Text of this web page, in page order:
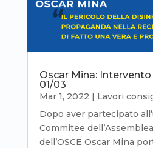
Oscar Mina:
01/03
Mar 1, 2022 | Lavori
Dopo aver partecipato
Commitee
dell’OSCE Oscar Mina